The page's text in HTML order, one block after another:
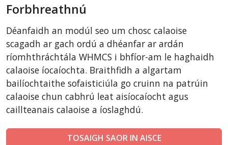
CSCart
LiteCart
ZenCart
PinnacleCart
FoxyCart
Easy Digital Downloads
Ecwid by Lightspeed
Forbhreathnú
Déanfaidh an modúl seo um chosc calaoise
scagadh ar gach ordú a dhéanfar ar ardán
ríomhthráchtála WHMCS i bhfíor-am le haghaidh
calaoise íocaíochta. Braithfidh a algartam
bailíochtaithe sofaisticiúla go cruinn na patrúin
calaoise chun cabhrú leat aisíocaíocht agus
caillteanais calaoise a íoslaghdú.
TOSAIGH SAOR IN AISCE